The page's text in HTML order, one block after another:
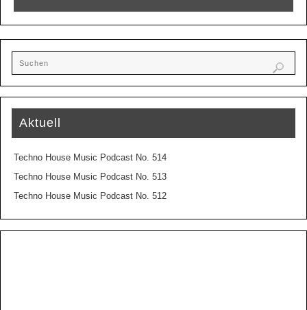
Aktuell
Techno House Music Podcast No. 514
Techno House Music Podcast No. 513
Techno House Music Podcast No. 512